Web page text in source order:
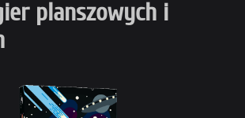
planszowych i